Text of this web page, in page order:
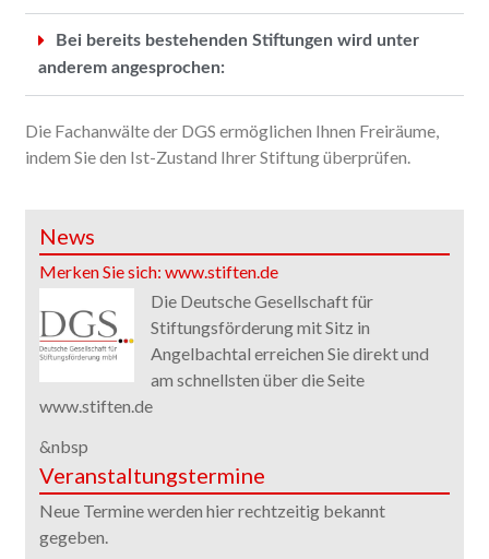
Bei bereits bestehenden Stiftungen wird unter
anderem angesprochen:
Die Fachanwälte der DGS ermöglichen Ihnen Freiräume,
indem Sie den Ist-Zustand Ihrer Stiftung überprüfen.
News
Merken Sie sich: www.stiften.de
Die Deutsche Gesellschaft für
Stiftungsförderung mit Sitz in
Angelbachtal erreichen Sie direkt und
am schnellsten über die Seite
www.stiften.de
&nbsp
Veranstaltungstermine
Neue Termine werden hier rechtzeitig bekannt
gegeben.